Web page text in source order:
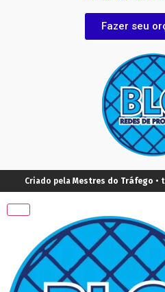
Fazer seu
Criado pela Mestres do Tráfego •